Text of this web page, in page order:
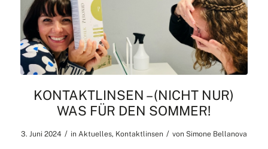
KONTAKTLINSEN – (NICHT NUR)
WAS FÜR DEN SOMMER!
3. Juni 2024 / in Aktuelles, Kontaktlinsen / von Simone Bellanova